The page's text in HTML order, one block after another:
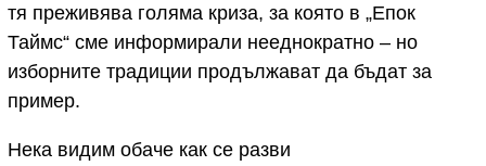
тя преживява голяма криза, за която в „Епок
Таймс“ сме информирали нееднократно – но
изборните традиции продължават да бъдат за
пример.
Нека видим обаче как се разви